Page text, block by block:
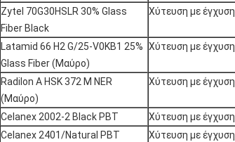
Zytel 70G30HSLR 30% Glass
Fiber Black
Χύτευση με έγχυση
Latamid 66 H2 G/25-V0KB1 25%
Glass Fiber (Μαύρο)
Χύτευση με έγχυση
Radilon A HSK 372 M NER
(Μαύρο)
Χύτευση με έγχυση
Celanex 2002-2 Black PBT Χύτευση με έγχυση
Celanex 2401/Natural PBT Χύτευση με έγχυση